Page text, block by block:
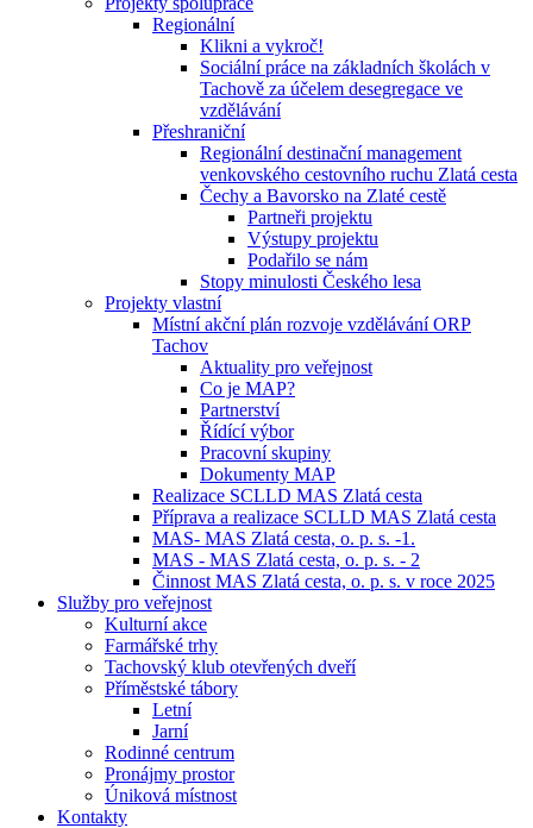
Regionální
Klikni a vykroč!
Sociální práce na základních školách v
Tachově za účelem desegregace ve
vzdělávání
Přeshraniční
Regionální destinační management
venkovského cestovního ruchu Zlatá cesta
Čechy a Bavorsko na Zlaté cestě
Partneři projektu
Výstupy projektu
Podařilo se nám
Stopy minulosti Českého lesa
Projekty vlastní
Místní akční plán rozvoje vzdělávání ORP
Tachov
Aktuality pro veřejnost
Co je MAP?
Partnerství
Řídící výbor
Pracovní skupiny
Dokumenty MAP
Realizace SCLLD MAS Zlatá cesta
Příprava a realizace SCLLD MAS Zlatá cesta
MAS- MAS Zlatá cesta, o. p. s. -1.
MAS - MAS Zlatá cesta, o. p. s. - 2
Činnost MAS Zlatá cesta, o. p. s. v roce 2025
Služby pro veřejnost
Kulturní akce
Farmářské trhy
Tachovský klub otevřených dveří
Příměstské tábory
Letní
Jarní
Rodinné centrum
Pronájmy prostor
Úniková místnost
Kontakty